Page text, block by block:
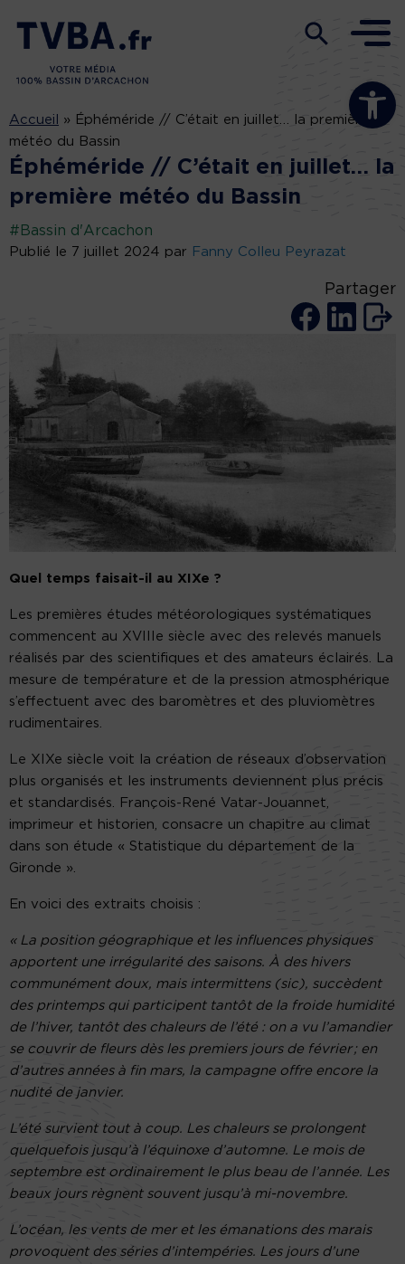
Ouvrir la
Accueil » Éphéméride // C’était en juillet… la première
météo du Bassin
Éphéméride // C’était en juillet… la
première météo du Bassin
#Bassin d'Arcachon
Publié le 7 juillet 2024 par Fanny Colleu Peyrazat
Partager
Quel temps faisait-il au XIXe ?
Les premières études météorologiques systématiques
commencent au XVIIIe siècle avec des relevés manuels
réalisés par des scientifiques et des amateurs éclairés. La
mesure de température et de la pression atmosphérique
s’effectuent avec des baromètres et des pluviomètres
rudimentaires.
Le XIXe siècle voit la création de réseaux d’observation
plus organisés et les instruments deviennent plus précis
et standardisés. François-René Vatar-Jouannet,
imprimeur et historien, consacre un chapitre au climat
dans son étude « Statistique du département de la
Gironde ».
En voici des extraits choisis :
« La position géographique et les influences physiques
apportent une irrégularité des saisons. À des hivers
communément doux, mais intermittens (sic), succèdent
des printemps qui participent tantôt de la froide humidité
de l’hiver, tantôt des chaleurs de l’été : on a vu l’amandier
se couvrir de fleurs dès les premiers jours de février ; en
d’autres années à fin mars, la campagne offre encore la
nudité de janvier.
L’été survient tout à coup. Les chaleurs se prolongent
quelquefois jusqu’à l’équinoxe d’automne. Le mois de
septembre est ordinairement le plus beau de l’année. Les
beaux jours règnent souvent jusqu’à mi-novembre.
L’océan, les vents de mer et les émanations des marais
provoquent des séries d’intempéries. Les jours d’une